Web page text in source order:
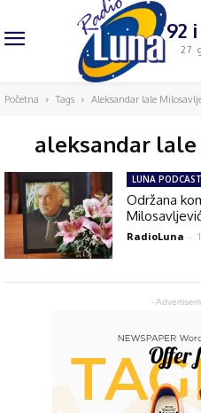
92
27
Početna Tags Aleksandar lale
aleksandar
-
LUNA PODCAST
Održana
RadioLuna -